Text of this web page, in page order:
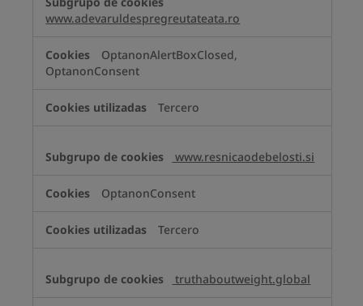
www.adevaruldespregreutateata.ro
OptanonAlertBoxClosed,
OptanonConsent
Tercero
www.resnicaodebelosti.si
OptanonConsent
Tercero
truthaboutweight.global